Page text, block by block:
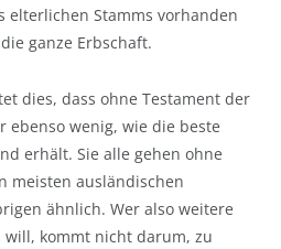
elterlichen Stamms vorhanden
ganze Erbschaft.
dies, dass ohne Testament der
ebenso wenig, wie die beste
erhält. Sie alle gehen ohne
meisten ausländischen
ähnlich. Wer also weitere
will, kommt nicht darum, zu